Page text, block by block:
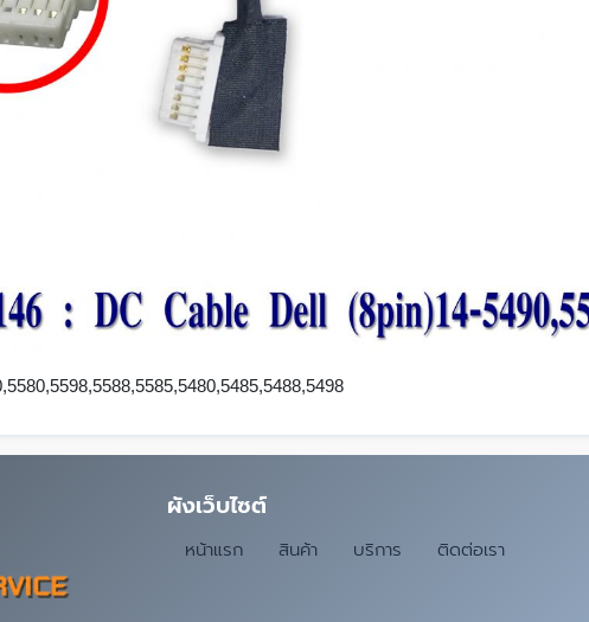
ผังเว็บไซต์
หน้าแรก สินค้า บริการ ติดต่อเรา